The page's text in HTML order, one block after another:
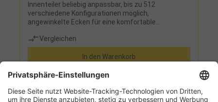
Innenteiler beliebig anpassbar, bis zu 512
verschiedene Konfigurationen möglich,
angewinkelte Ecken für eine komfortable
Hämmer, spezielle Deckelkonstruktion: obere
Rippen verschließen sich mit Innenteilern, Deckel
zusätzlich verriegelbar
Vergleichen
In den Warenkorb